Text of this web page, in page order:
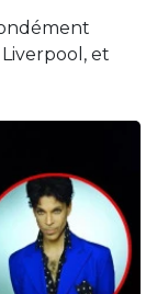
et